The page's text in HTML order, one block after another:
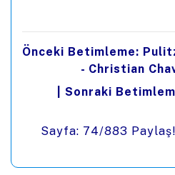
Önceki Betimleme:
- Christian
Sonraki
Sayfa: 74/883 Paylaş!